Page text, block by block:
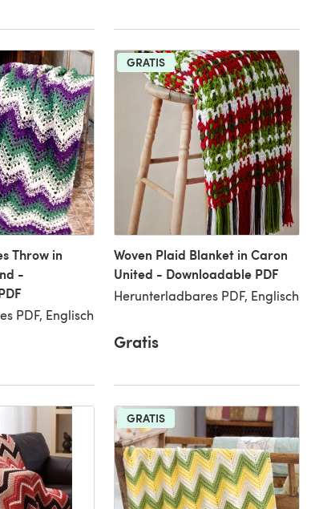
Throw in
-
PDF, Englisch
GRATIS
Woven Plaid Blanket in Caron
United - Downloadable PDF
Herunterladbares PDF, Englisch
Gratis
GRATIS